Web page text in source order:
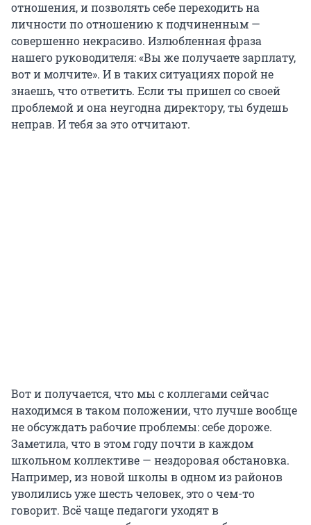
отношения, и позволять себе переходить на
личности по отношению к подчиненным —
совершенно некрасиво. Излюбленная фраза
нашего руководителя: «Вы же получаете зарплату,
вот и молчите». И в таких ситуациях порой не
знаешь, что ответить. Если ты пришел со своей
проблемой и она неугодна директору, ты будешь
неправ. И тебя за это отчитают.
Вот и получается, что мы с коллегами сейчас
находимся в таком положении, что лучше вообще
не обсуждать рабочие проблемы: себе дороже.
Заметила, что в этом году почти в каждом
школьном коллективе — нездоровая обстановка.
Например, из новой школы в одном из районов
уволились уже шесть человек, это о чем-то
говорит. Всё чаще педагоги уходят в